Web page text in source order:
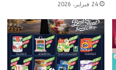
24 فبراير، 2026